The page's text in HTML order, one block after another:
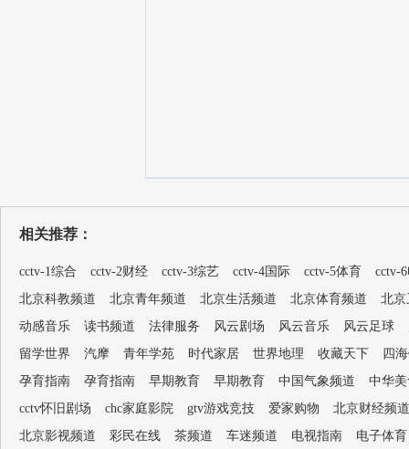
相关推荐：
cctv-1综合 cctv-2财经 cctv-3综艺 cctv-4国际 cctv-5体育
cctv-
北京科教频道
北京青年频道 北京生活频道 北京体育频道
北京
动感音乐
读书频道 法律服务 风云剧场 风云音乐 风云足球
留学世界
汽摩 青年学苑 时代家居 世界地理 收藏天下
四
孕育指南
孕育指南 早期教育 早期教育 中国气象频道
中华
cctv怀旧剧场
chc家庭影院 gtv游戏竞技 爱家购物
北京财经频道
北京影视频道
彩民在线 茶频道 车迷频道 电视指南
电子体育